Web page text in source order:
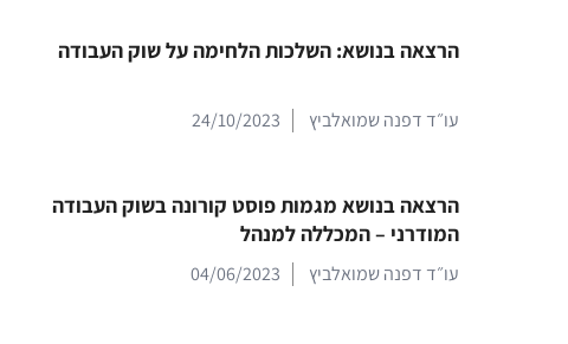
הרצאה בנושא: השלכות הלחימה על שוק העבודה
עו״ד דפנה שמואלביץ 24/10/2023
הרצאה בנושא מגמות פוסט קורונה בשוק העבודה
המודרני – המכללה למנהל
עו״ד דפנה שמואלביץ 04/06/2023